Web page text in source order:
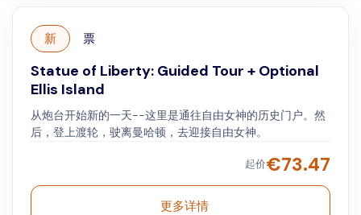
新 票
Statue of Liberty: Guided Tour + Optional
Ellis Island
从炮台开始新的一天--这里是通往自由女神的历史门户。然
后，登上渡轮，驶离曼哈顿，去迎接自由女神。
起价€73.47
更多详情